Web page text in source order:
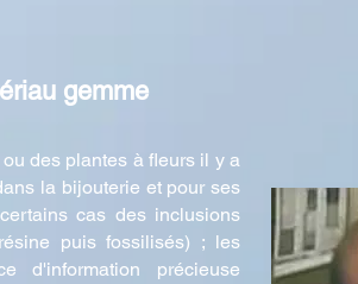
gemme
des plantes à fleurs il y a
la bijouterie et pour ses
cas des inclusions
puis fossilisés) ; les
d'information précieuse